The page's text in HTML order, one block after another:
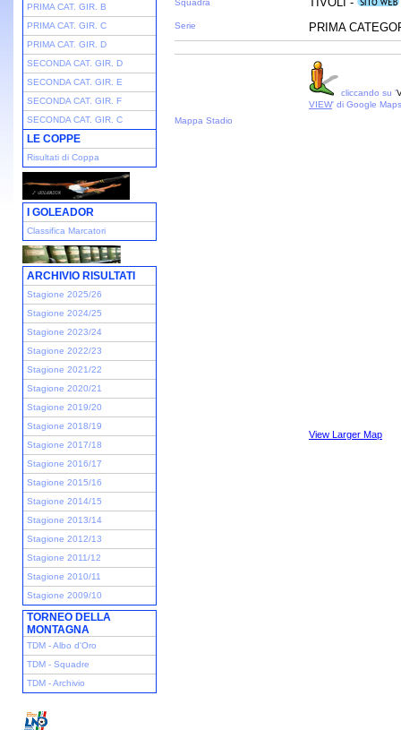
PRIMA CAT. GIR. B
PRIMA CAT. GIR. C
PRIMA CAT. GIR. D
SECONDA CAT. GIR. D
SECONDA CAT. GIR. E
SECONDA CAT. GIR. F
SECONDA CAT. GIR. C
LE COPPE
Risultati di Coppa
I GOLEADOR
Classifica Marcatori
ARCHIVIO RISULTATI
Stagione 2025/26
Stagione 2024/25
Stagione 2023/24
Stagione 2022/23
Stagione 2021/22
Stagione 2020/21
Stagione 2019/20
Stagione 2018/19
Stagione 2017/18
Stagione 2016/17
Stagione 2015/16
Stagione 2014/15
Stagione 2013/14
Stagione 2012/13
Stagione 2011/12
Stagione 2010/11
Stagione 2009/10
TORNEO DELLA
MONTAGNA
TDM - Albo d'Oro
TDM - Squadre
TDM - Archivio
Squadra
Serie
PRIMA
cliccando su '
VIEW' di Google Maps
Mappa Stadio
View Larger Map